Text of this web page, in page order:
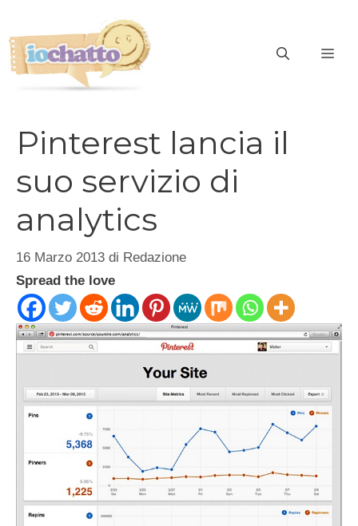
contenuto
Pinterest lancia il
suo servizio di
analytics
16 Marzo 2013 di Redazione
Spread the love